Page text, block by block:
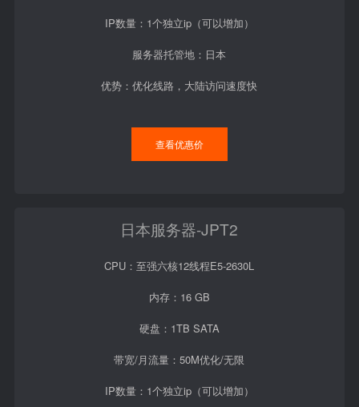
IP数量：1个独立ip（可以增加）
服务器托管地：日本
优势：优化线路，大陆访问速度快
查看优惠价
日本服务器-JPT2
CPU：至强六核12线程E5-2630L
内存：16 GB
硬盘：1TB SATA
带宽/月流量：50M优化/无限
IP数量：1个独立ip（可以增加）